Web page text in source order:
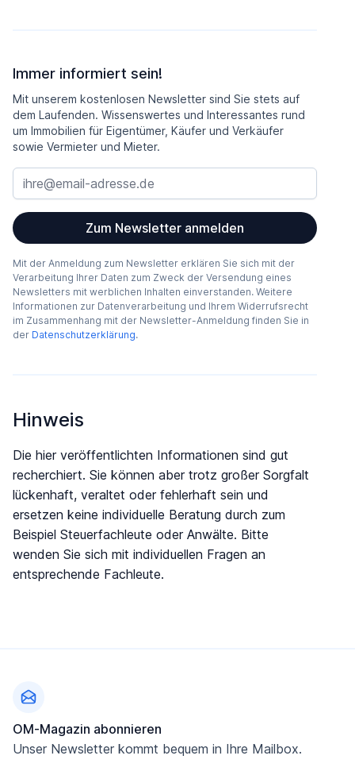
Immer informiert sein!
Mit unserem kostenlosen Newsletter sind Sie stets auf
dem Laufenden. Wissenswertes und Interessantes rund
um Immobilien für Eigentümer, Käufer und Verkäufer
sowie Vermieter und Mieter.
Zum Newsletter anmelden
Mit der Anmeldung zum Newsletter erklären Sie sich mit der
Verarbeitung Ihrer Daten zum Zweck der Versendung eines
Newsletters mit werblichen Inhalten einverstanden. Weitere
Informationen zur Datenverarbeitung und Ihrem Widerrufsrecht
im Zusammenhang mit der Newsletter-Anmeldung finden Sie in
der Datenschutzerklärung.
Hinweis
Die hier veröffentlichten Informationen sind gut
recherchiert. Sie können aber trotz großer Sorgfalt
lückenhaft, veraltet oder fehlerhaft sein und
ersetzen keine individuelle Beratung durch zum
Beispiel Steuerfachleute oder Anwälte. Bitte
wenden Sie sich mit individuellen Fragen an
entsprechende Fachleute.
OM-Magazin abonnieren
Unser Newsletter kommt bequem in Ihre Mailbox.